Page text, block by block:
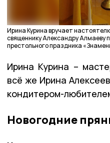
Ирина Курина вручает
священнику Александру Алмаеву
престольного праздника
Ирина Курина –
всё же Ирина
кондитером-
Новогодние